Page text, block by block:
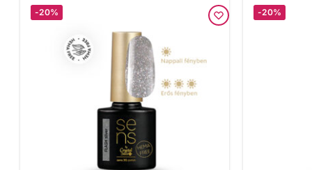
-20% -20%